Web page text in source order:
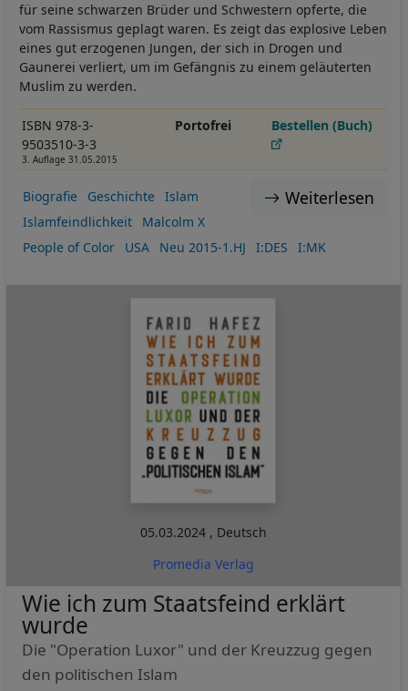
für seine schwarzen Brüder und Schwestern opferte, die
vom Rassismus geplagt waren. Es zeigt das explosive Leben
eines gut erzogenen Jungen, der sich in Drogen und
Gaunerei verliert, um im Gefängnis zu einem geläuterten
Muslim zu werden.
ISBN 978-3-
9503510-3-3
3. Auflage 31.05.2015
Portofrei Bestellen (Buch)
Weiterlesen
Biografie Geschichte
Islam
Islamfeindlichkeit
Malcolm X
People of Color
USA Neu 2015-1.HJ I:DES I:MK
05.03.2024 , Deutsch
Promedia Verlag
Wie ich zum Staatsfeind erklärt
wurde
Die "Operation Luxor" und der Kreuzzug gegen
den politischen Islam